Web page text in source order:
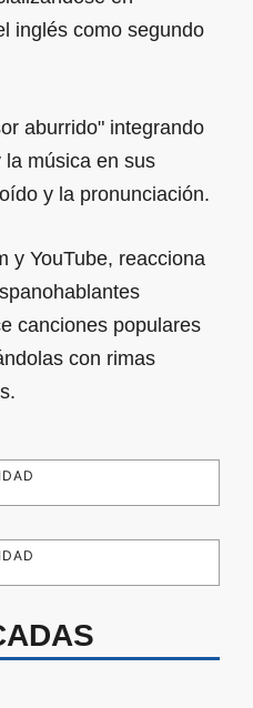
inglés como segundo
aburrido" integrando
música en sus
y la pronunciación.
y YouTube, reacciona
canciones populares
con rimas